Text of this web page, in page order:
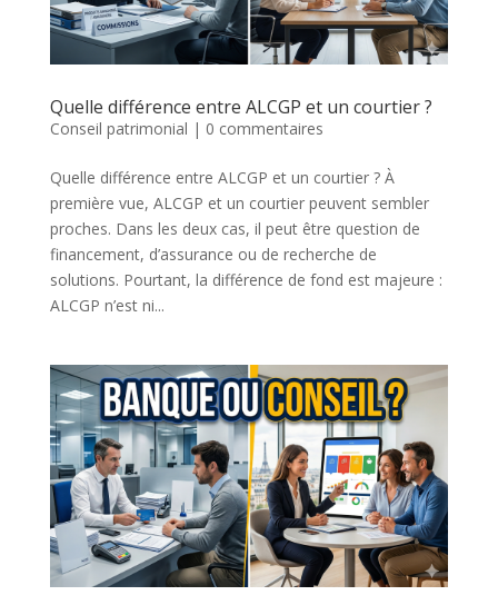
Quelle différence entre ALCGP et un courtier ?
Conseil patrimonial | 0 commentaires
Quelle différence entre ALCGP et un courtier ? À
première vue, ALCGP et un courtier peuvent sembler
proches. Dans les deux cas, il peut être question de
financement, d’assurance ou de recherche de
solutions. Pourtant, la différence de fond est majeure :
ALCGP n’est ni...